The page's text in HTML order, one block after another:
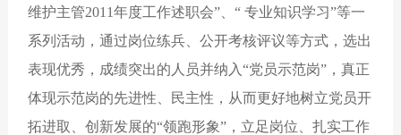
维护主管2011年度工作述职会”、“ 专业知识学习”等一
系列活动，通过岗位练兵、公开考核评议等方式，选出
表现优秀，成绩突出的人员并纳入“党员示范岗”，真正
体现示范岗的先进性、民主性，从而更好地树立党员开
拓进取、创新发展的“领跑形象”，立足岗位、扎实工作